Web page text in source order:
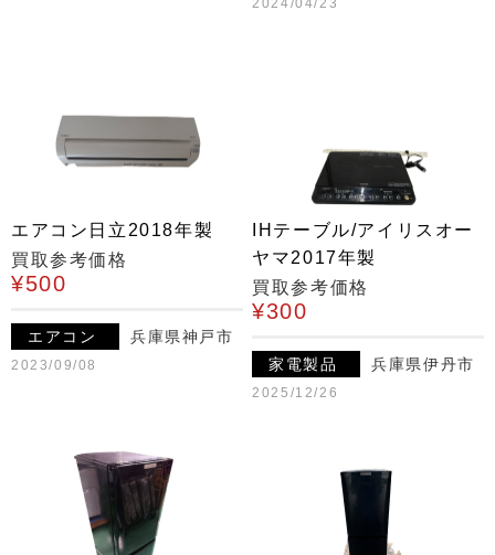
エアコン日立2018年製
買取参考価格
¥500
エアコン 兵庫県神戸市
2023/09/08
IHテーブル/アイリスオー
ヤマ2017年製
買取参考価格
¥300
家電製品 兵庫県伊丹市
2025/12/26